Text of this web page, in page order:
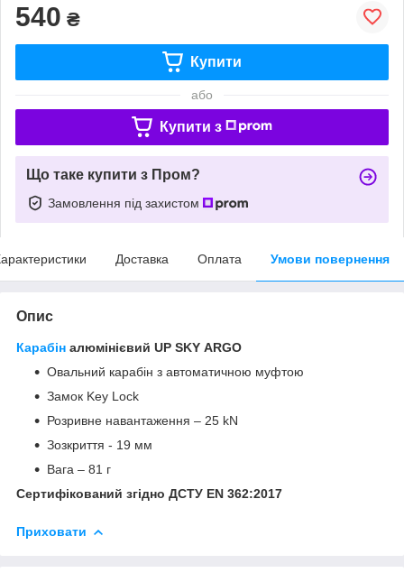
540 ₴
Купити
або
Купити з
Що таке купити з Пром?
Замовлення під захистом
Доставка Оплата Умови повернення
Опис
Карабін алюмінієвий UP SKY ARGO
Овальний карабін з автоматичною муфтою
Замок Key Lock
Розривне навантаження – 25 kN
Зозкриття - 19 мм
Вага – 81 г
Сертифікований згідно ДСТУ EN 362:2017
Приховати